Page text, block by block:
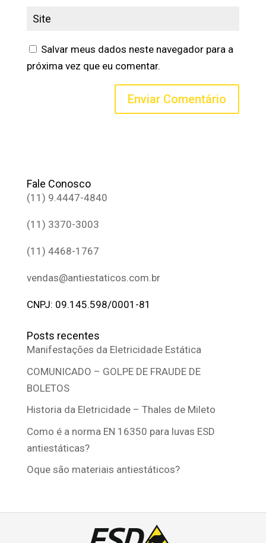
Salvar meus dados neste navegador para a
próxima vez que eu comentar.
Fale Conosco
(11) 9.4447-4840
(11) 3370-3003
(11) 4468-1767
vendas@antiestaticos.com.br
CNPJ: 09.145.598/0001-81
Posts recentes
Manifestações da Eletricidade Estática
COMUNICADO – GOLPE DE FRAUDE DE
BOLETOS
Historia da Eletricidade – Thales de Mileto
Como é a norma EN 16350 para luvas ESD
antiestáticas?
Oque são materiais antiestáticos?